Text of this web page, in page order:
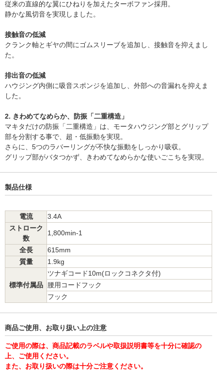
従来の直線的な翼にひねりを加えたターボファン採用。
静かな風切音を実現しました。
接触音の低減
クランク軸とギヤの間にゴムスリーブを追加し、接触音を抑えまし
た。
排出音の低減
ハウジング内側に吸音スポンジを追加し、外部への音漏れを抑えま
した。
2. きわめてなめらか、防振「二重構造」
マキタだけの防振「二重構造」は、モータハウジング部とグリップ
部を分割する事で、超・低振動を実現。
さらに、5つのラバーリングが不快な振動をしっかり吸収。
グリップ部がバタつかず、きわめてなめらかな使いごこちを実現。
製品仕様
電流
3.4A
ストローク
数
1,800min-1
全長
615mm
質量
1.9kg
標準付属品
ツナギコード10m(ロックコネクタ付)
腰用コードフック
フック
商品ご使用、お取り扱い上の注意
ご使用の際は、商品記載のラベルや取扱説明書等を十分に確認の
上、ご使用ください。
また、お取り扱いの際は十分ご注意ください。